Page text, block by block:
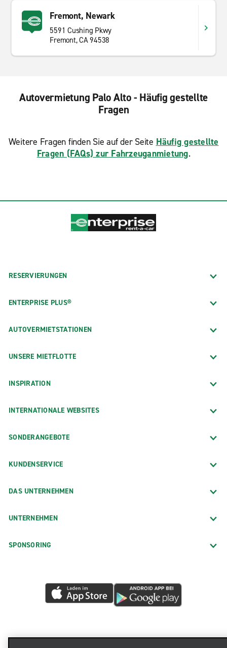
Fremont, Newark
5591 Cushing Pkwy
Fremont, CA 94538
Autovermietung Palo Alto - Häufig gestellte
Fragen
Weitere Fragen finden Sie auf der Seite Häufig gestellte
Fragen (FAQs) zur Fahrzeuganmietung.
RESERVIERUNGEN
ENTERPRISE PLUS®
AUTOVERMIETSTATIONEN
UNSERE MIETFLOTTE
INSPIRATION
INTERNATIONALE WEBSITES
SONDERANGEBOTE
KUNDENSERVICE
DAS UNTERNEHMEN
UNTERNEHMEN
SPONSORING